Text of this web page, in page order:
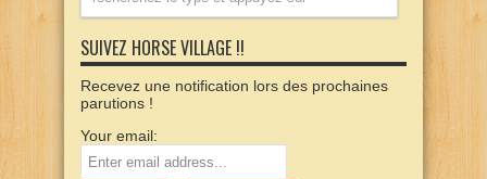
SUIVEZ HORSE VILLAGE !!
Recevez une notification lors des prochaines
parutions !
Your email: